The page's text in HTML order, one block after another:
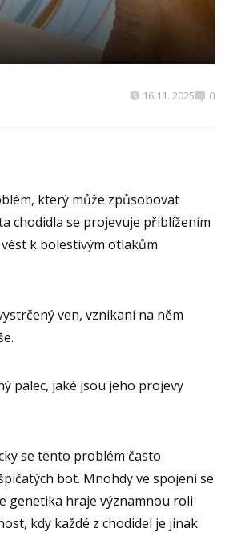
16.11. 2025 0
který může způsobovat
chodidla se projevuje přiblížením
k bolestivým otlakům
ven, vznikaní na něm
palec, jaké jsou jeho projevy
se tento problém často
bot. Mnohdy ve spojení se
genetika hraje významnou roli
kdy každé z chodidel je jinak